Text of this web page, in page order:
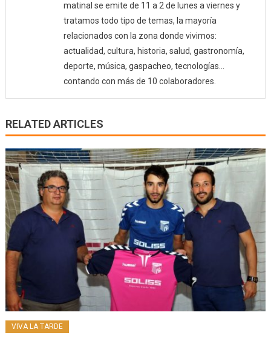
matinal se emite de 11 a 2 de lunes a viernes y
tratamos todo tipo de temas, la mayoría
relacionados con la zona donde vivimos:
actualidad, cultura, historia, salud, gastronomía,
deporte, música, gaspacheo, tecnologías…
contando con más de 10 colaboradores.
RELATED ARTICLES
VIVA LA TARDE